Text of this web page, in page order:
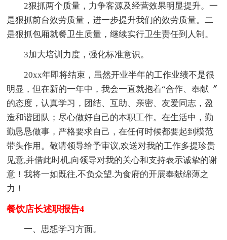
2狠抓两个质量，力争客源及经营效果明显提升。一
是狠抓前台效劳质量，进一步提升我们的效劳质量。二
是狠抓包厢就餐卫生质量，继续实行卫生责任到人制。
3加大培训力度，强化标准意识。
20xx年即将结束，虽然开业半年的工作业绩不是很
明显，但在新的一年中，我会一直就抱着“合作、奉献〞
的态度，认真学习，团结、互助、亲密、友爱同志，盈
造和谐团队；尽心做好自己的本职工作。在生活中，勤
勤恳恳做事，严格要求自己，在任何时候都要起到模范
带头作用。敬请领导给予审议,欢送对我的工作多提珍贵
见意,并借此时机,向领导对我的关心和支持表示诚挚的谢
意！我将一如既往,不负众望.为食府的开展奉献绵薄之
力！
餐饮店长述职报告4
一、思想学习方面。